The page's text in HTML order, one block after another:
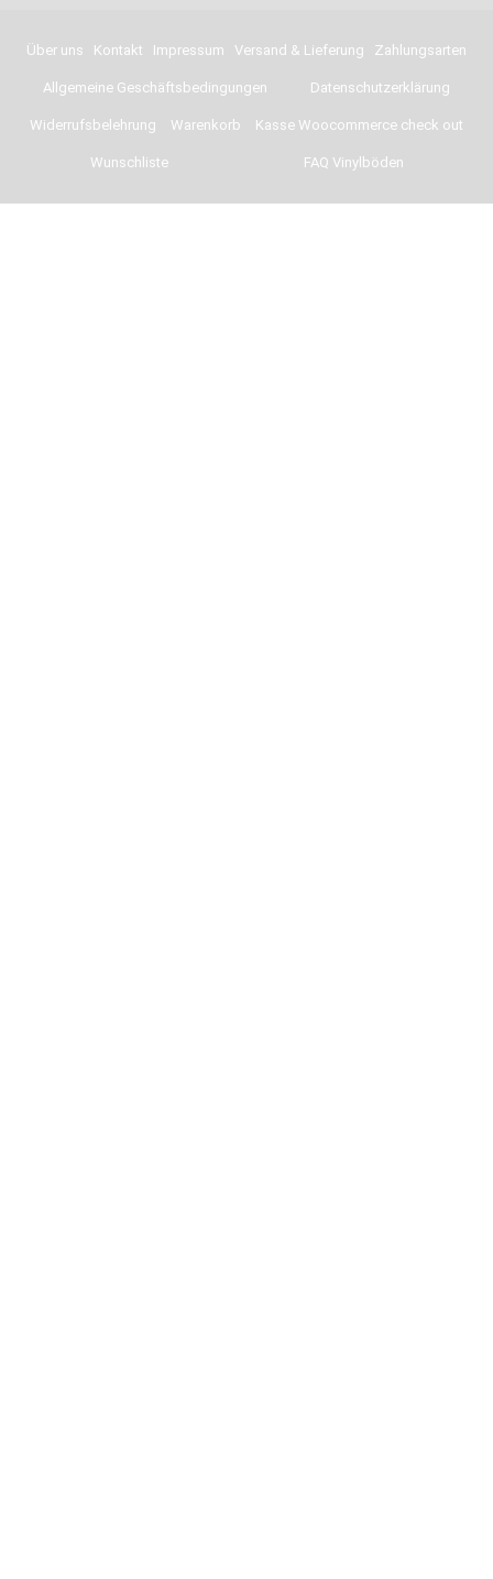
Über uns Kontakt Impressum Versand & Lieferung Zahlungsarten
Allgemeine Geschäftsbedingungen Datenschutzerklärung
Widerrufsbelehrung Warenkorb Kasse Woocommerce check out
Wunschliste FAQ Vinylböden